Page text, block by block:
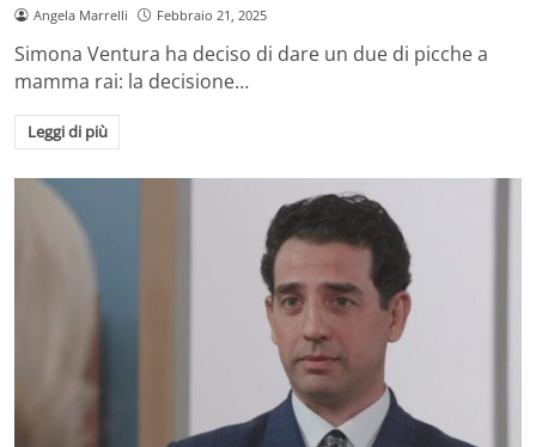
Angela Marrelli Febbraio 21, 2025
Simona Ventura ha deciso di dare un due di picche a
mamma rai: la decisione…
Leggi di più